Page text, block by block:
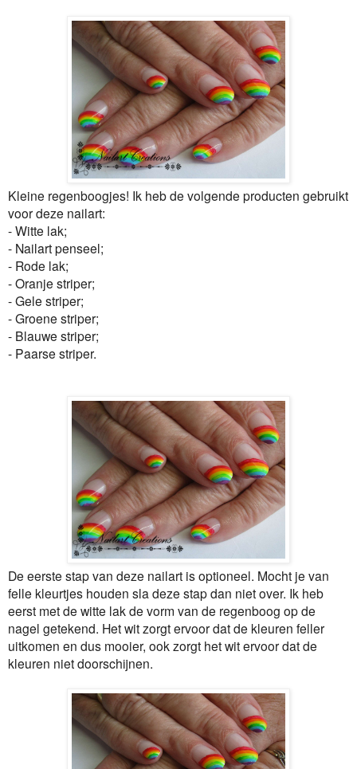
Kleine regenboogjes! Ik heb de volgende producten gebruikt
voor deze nailart:
- Witte lak;
- Nailart penseel;
- Rode lak;
- Oranje striper;
- Gele striper;
- Groene striper;
- Blauwe striper;
- Paarse striper.
De eerste stap van deze nailart is optioneel. Mocht je van
felle kleurtjes houden sla deze stap dan niet over. Ik heb
eerst met de witte lak de vorm van de regenboog op de
nagel getekend. Het wit zorgt ervoor dat de kleuren feller
uitkomen en dus mooier, ook zorgt het wit ervoor dat de
kleuren niet doorschijnen.